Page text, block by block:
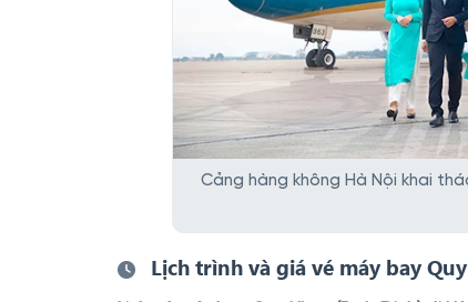
Cảng hàng không Hà Nội khai
Lịch trình và giá vé máy bay